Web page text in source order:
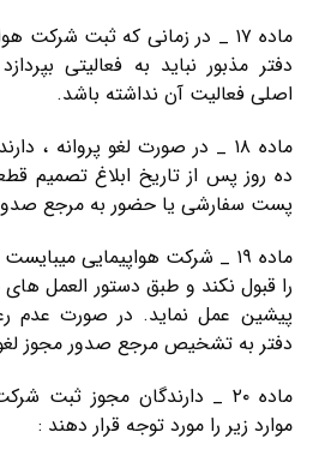
ماده ۱۷ _ در زمانی که ثبت
دفتر مذبور نباید به فعالیتی
اصلی فعالیت آن نداشته باشد.
ماده ۱۸ _ در صورت لغو پروانه
ده روز پس از تاریخ ابلاغ تصمیم
پست سفارشی یا حضور به مرجع
ماده ۱۹ _ شرکت هواپیمایی
را قبول نکند و طبق دستور العمل
پیشین عمل نماید. در صورت عدم
دفتر به تشخیص مرجع صدور مجوز
ماده ۲۰ _ دارندگان مجوز
موارد زیر را مورد توجه قرار دهند :